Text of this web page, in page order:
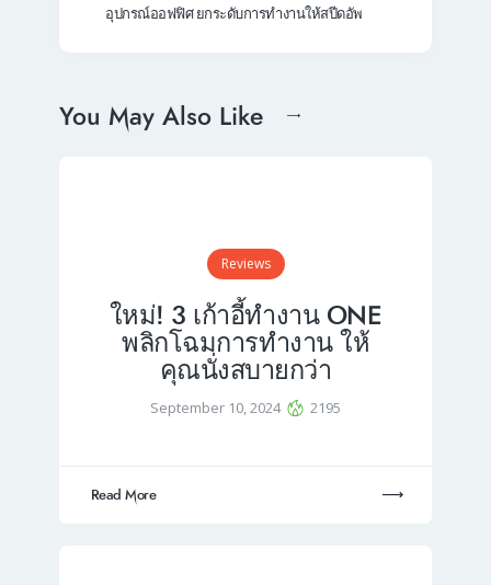
อุปกรณ์ออฟฟิศ ยกระดับการทำงานให้สปีดอัพ
You May Also Like
Reviews
ใหม่! 3 เก้าอี้ทำงาน ONE
พลิกโฉมการทำงาน ให้
คุณนั่งสบายกว่า
September 10, 2024 2195
Read More